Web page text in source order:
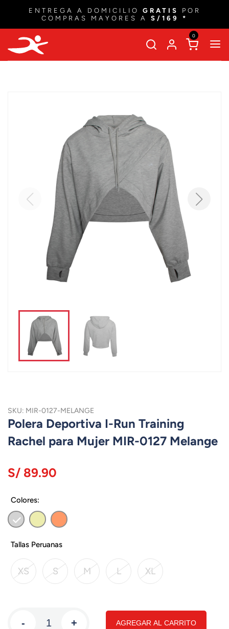
ENTREGA A DOMICILIO GRATIS
POR
COMPRAS MAYORES A S/169 *
0
SKU: MIR-0127-MELANGE
Polera Deportiva I-Run Training
Rachel para Mujer MIR-0127 Melange
S/ 89.90
Colores:
Tallas Peruanas
XS S M L XL
- + AGREGAR AL CARRITO